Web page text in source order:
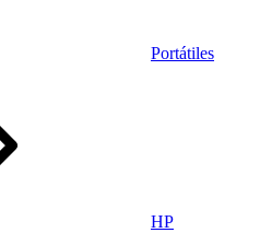
Portátiles
HP